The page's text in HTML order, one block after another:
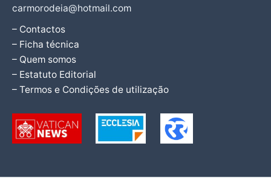
carmorodeia@hotmail.com
– Contactos
– Ficha técnica
– Quem somos
– Estatuto Editorial
– Termos e Condições de utilização